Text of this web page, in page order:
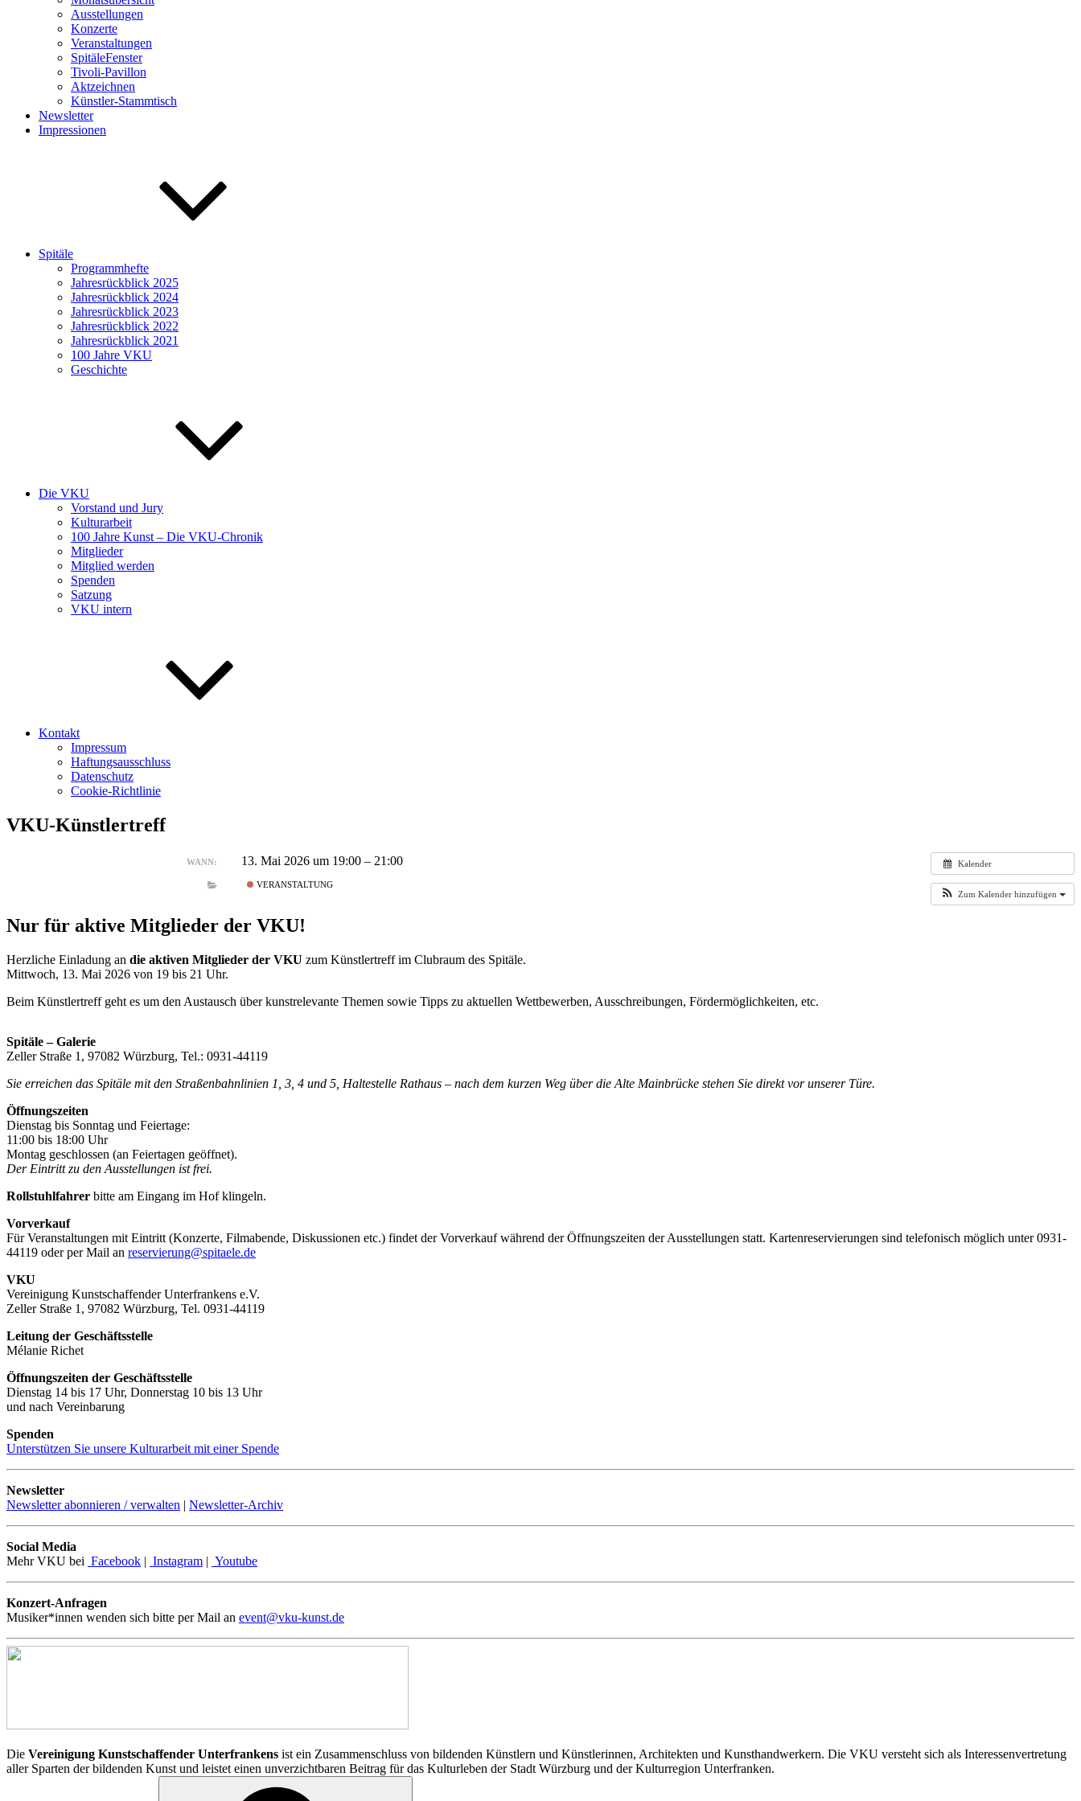
Ausstellungen
Konzerte
Veranstaltungen
SpitäleFenster
Tivoli-Pavillon
Aktzeichnen
Künstler-Stammtisch
Newsletter
Impressionen
Spitäle
Programmhefte
Jahresrückblick 2025
Jahresrückblick 2024
Jahresrückblick 2023
Jahresrückblick 2022
Jahresrückblick 2021
100 Jahre VKU
Geschichte
Die VKU
Vorstand und Jury
Kulturarbeit
100 Jahre Kunst – Die VKU-Chronik
Mitglieder
Mitglied werden
Spenden
Satzung
VKU intern
Kontakt
Impressum
Haftungsausschluss
Datenschutz
Cookie-Richtlinie
VKU-Künstlertreff
Kalender
Zum Kalender hinzufügen
WANN: 13. Mai 2026 um 19:00 – 21:00
VERANSTALTUNG
Nur für aktive Mitglieder der VKU!
Herzliche Einladung an die aktiven Mitglieder der VKU zum Künstlertreff im Clubraum des Spitäle.
Mittwoch, 13. Mai 2026 von 19 bis 21 Uhr.
Beim Künstlertreff geht es um den Austausch über kunstrelevante Themen sowie Tipps zu aktuellen Wettbewerben, Ausschreibungen, Fördermöglichkeiten, etc.
Spitäle – Galerie
Zeller Straße 1, 97082 Würzburg, Tel.: 0931-44119
Sie erreichen das Spitäle mit den Straßenbahnlinien 1, 3, 4 und 5, Haltestelle Rathaus – nach dem kurzen Weg über die Alte Mainbrücke stehen Sie direkt vor unserer Türe.
Öffnungszeiten
Dienstag bis Sonntag und Feiertage:
11:00 bis 18:00 Uhr
Montag geschlossen (an Feiertagen geöffnet).
Der Eintritt zu den Ausstellungen ist frei.
Rollstuhlfahrer bitte am Eingang im Hof klingeln.
Vorverkauf
Für Veranstaltungen mit Eintritt (Konzerte, Filmabende, Diskussionen etc.) findet der Vorverkauf während der Öffnungszeiten der Ausstellungen statt. Kartenreservierungen sind telefonisch möglich unter 0931-
44119 oder per Mail an reservierung@spitaele.de
VKU
Vereinigung Kunstschaffender Unterfrankens e.V.
Zeller Straße 1, 97082 Würzburg, Tel. 0931-44119
Leitung der Geschäftsstelle
Mélanie Richet
Öffnungszeiten der Geschäftsstelle
Dienstag 14 bis 17 Uhr, Donnerstag 10 bis 13 Uhr
und nach Vereinbarung
Spenden
Unterstützen Sie unsere Kulturarbeit mit einer Spende
Newsletter
Newsletter abonnieren / verwalten | Newsletter-Archiv
Social Media
Mehr VKU bei Facebook | Instagram | Youtube
Konzert-Anfragen
Musiker*innen wenden sich bitte per Mail an event@vku-kunst.de
Die Vereinigung Kunstschaffender Unterfrankens ist ein Zusammenschluss von bildenden Künstlern und Künstlerinnen, Architekten und Kunsthandwerkern. Die VKU versteht sich als Interessenvertretung
aller Sparten der bildenden Kunst und leistet einen unverzichtbaren Beitrag für das Kulturleben der Stadt Würzburg und der Kulturregion Unterfranken.